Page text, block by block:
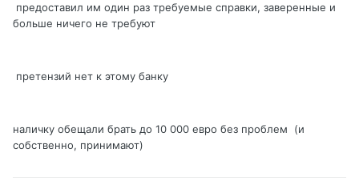
предоставил им один раз требуемые справки, заверенные и
больше ничего не требуют
претензий нет к этому банку
наличку обещали брать до 10 000 евро без проблем (и
собственно, принимают)